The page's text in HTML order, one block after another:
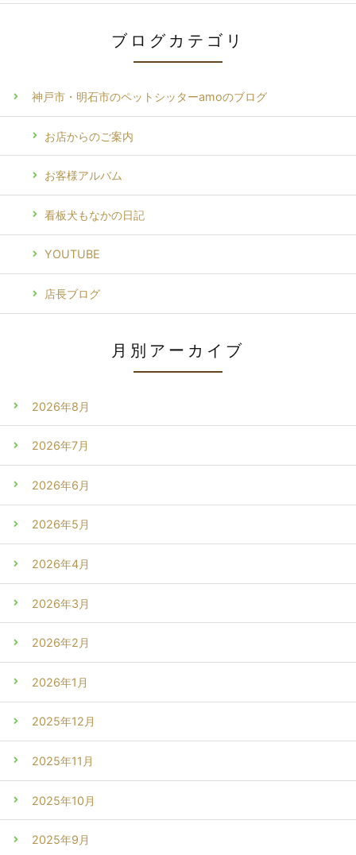
ブログカテゴリ
神戸市・明石市のペットシッターamoのブログ
お店からのご案内
お客様アルバム
看板犬もなかの日記
YOUTUBE
店長ブログ
月別アーカイブ
2026年8月
2026年7月
2026年6月
2026年5月
2026年4月
2026年3月
2026年2月
2026年1月
2025年12月
2025年11月
2025年10月
2025年9月